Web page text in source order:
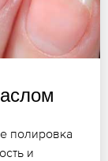
полировка
и